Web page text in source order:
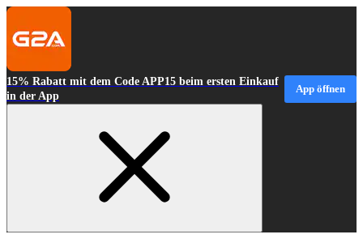
15% Rabatt mit dem Code APP15 beim ersten Einkauf
in der App
App öffnen